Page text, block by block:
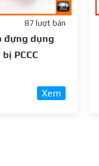
87 lượt bán
đựng dụng
PCCC
Xem